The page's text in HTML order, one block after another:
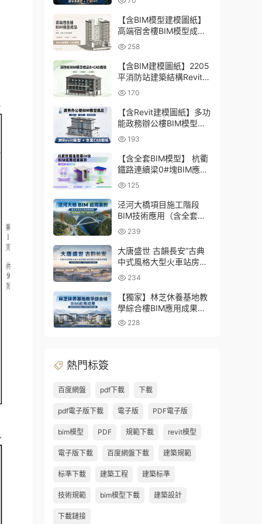
型、彙報PPT
【含BIM模型建模圖紙】
高端宿舍樓BIM模型成
品，包含建築+結構兩大
專業Revit模型及全套建模
CAD圖紙
258
【含BIM建模圖紙】2205
平消防站建築結構Revit模
型成品，包含全套BIM建
模CAD圖紙下載
170
【含Revit建模圖紙】多功
能政務辦公樓BIM模型成
品，包含建築+結構+機電
三大專業Revit模型及配套
建模CAD圖紙
193
【含全套BIM模型】 杭衢
鐵路連續梁0#塊BIM應用
成果｜鋼筋與預應力深化
施工實戰資料
125
泾河大橋項目施工階段
BIM技術應用（含全套
BIM模型、彙報PPT及演
示視頻）
239
大唐盛世 古韻長安”古典
中式風格大型火車站房
BIM應用及關鍵技術研發
（含全套BIM模型、彙報
PPT及演示視頻）
234
【獨家】林芝休養基地教
學綜合樓BIM應用成果
（全套資料含BIM模型、
228
熱門标簽
百度網盤 pdf下載 下載
pdf電子版下載 電子版 PDF電子版
bim模型 PDF 規範下載 revit模型
電子版下載 百度網盤下載 建築規範
标準下載 建築工程 建築标準
技術規範 bim模型下載 建築設計
下載鏈接